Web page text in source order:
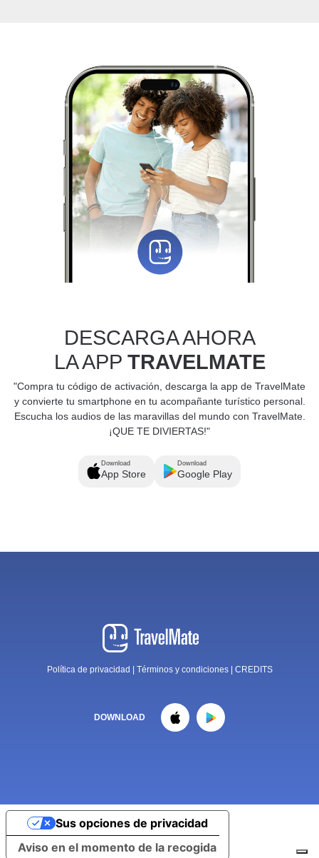
DESCARGA AHORA
LA APP TRAVELMATE
"Compra tu código de activación, descarga la app de TravelMate
y convierte tu smartphone en tu acompañante turístico personal.
Escucha los audios de las maravillas del mundo con TravelMate.
¡QUE TE DIVIERTAS!"
Download
App Store
Download
Google Play
Política de privacidad Términos y condiciones CREDITS
DOWNLOAD
Aviso en el momento de la recogida
Sus opciones de privacidad